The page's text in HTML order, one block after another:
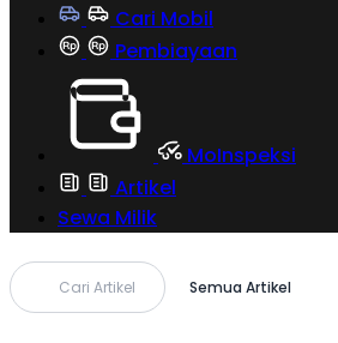
Cari Mobil
Pembiayaan
MoInspeksi
Artikel
Sewa Milik
Cari Artikel Semua Artikel